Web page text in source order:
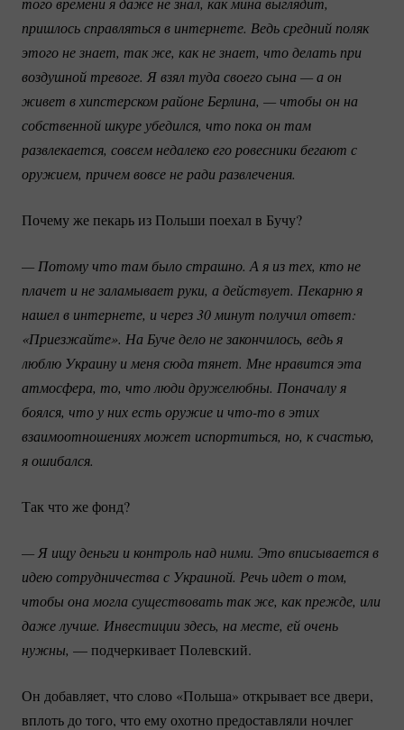
пришлось справляться в интернете. Ведь средний поляк
этого не знает, так же, как не знает, что делать при
воздушной тревоге. Я взял туда своего сына — а он
живет в хипстерском районе Берлина, — чтобы он на
собственной шкуре убедился, что пока он там
развлекается, совсем недалеко его ровесники бегают с
оружием, причем вовсе не ради развлечения.
Почему же пекарь из Польши поехал в Бучу?
— Потому что там было страшно. А я из тех, кто не
плачет и не заламывает руки, а действует. Пекарню я
нашел в интернете, и через 30 минут получил ответ:
«Приезжайте». На Буче дело не закончилось, ведь я
люблю Украину и меня сюда тянет. Мне нравится эта
атмосфера, то, что люди дружелюбны. Поначалу я
боялся, что у них есть оружие и что-то в этих
взаимоотношениях может испортиться, но, к счастью,
я ошибался.
Так что же фонд?
— Я ищу деньги и контроль над ними. Это вписывается в
идею сотрудничества с Украиной. Речь идет о том,
чтобы она могла существовать так же, как прежде, или
даже лучше. Инвестиции здесь, на месте, ей очень
нужны, — подчеркивает Полевский.
Он добавляет, что слово «Польша» открывает все двери,
вплоть до того, что ему охотно предоставляли ночлег